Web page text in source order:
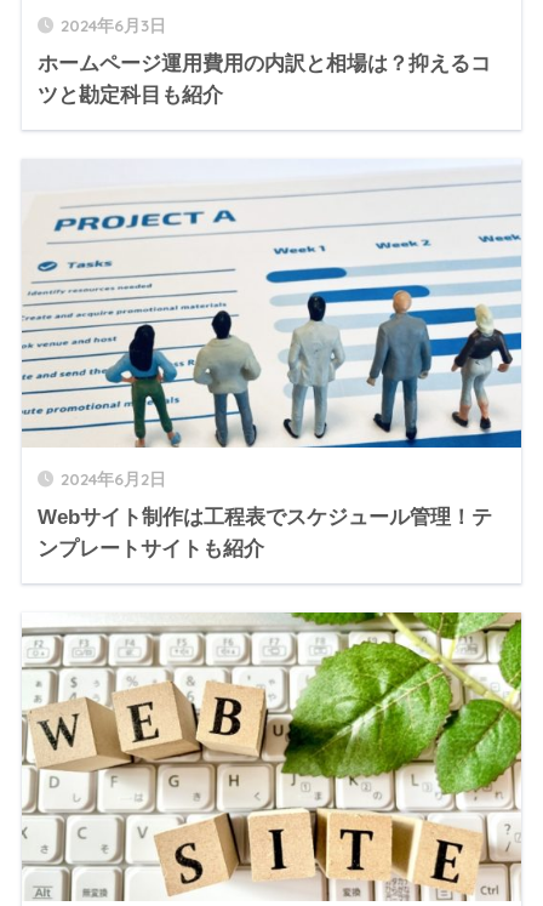
2024年6月3日
ホームページ運用費用の内訳と相場は？抑えるコ
ツと勘定科目も紹介
2024年6月2日
Webサイト制作は工程表でスケジュール管理！テ
ンプレートサイトも紹介